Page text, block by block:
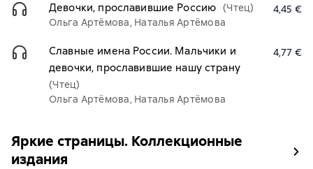
Девочки, прославившие Россию (Чтец)
Ольга Артёмова, Наталья Артёмова
4,45 €
Славные имена России. Мальчики и
девочки, прославившие нашу страну
(Чтец)
Ольга Артёмова, Наталья Артёмова
4,77 €
Яркие страницы. Коллекционные
издания